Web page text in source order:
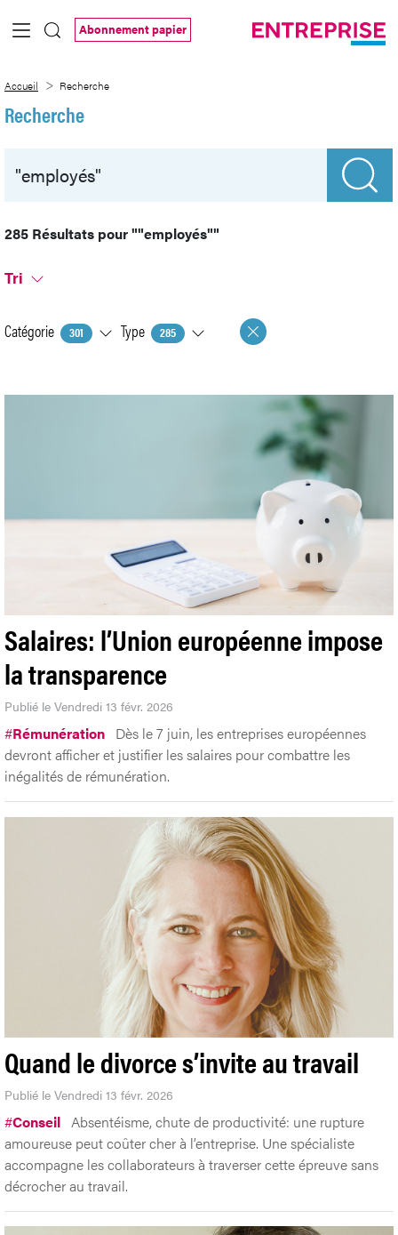
Saut au contenu principal
Abonnement papier
Accueil Recherche
Recherche
285 Résultats pour""employés""
Tri
Catégorie 301 Type 285
Salaires: l’Union européenne impose
la transparence
Publié le Vendredi 13 févr. 2026
#Rémunération Dès le 7 juin, les entreprises européennes
devront afficher et justifier les salaires pour combattre les
inégalités de rémunération.
Quand le divorce s’invite au travail
Publié le Vendredi 13 févr. 2026
#Conseil Absentéisme, chute de productivité: une rupture
amoureuse peut coûter cher à l’entreprise. Une spécialiste
accompagne les collaborateurs à traverser cette épreuve sans
décrocher au travail.